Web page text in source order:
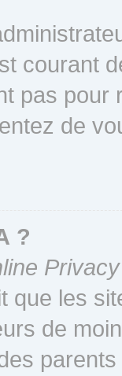
courant
pas pour
de
?
que les
de
parents